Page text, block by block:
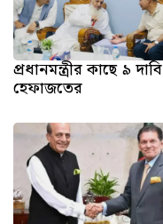
প্রধানমন্ত্রীর কাছে ৯ দাবি
হেফাজতের